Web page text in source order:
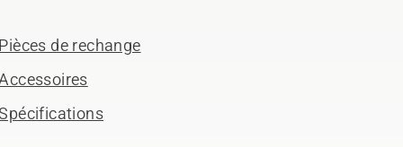
Pièces de rechange